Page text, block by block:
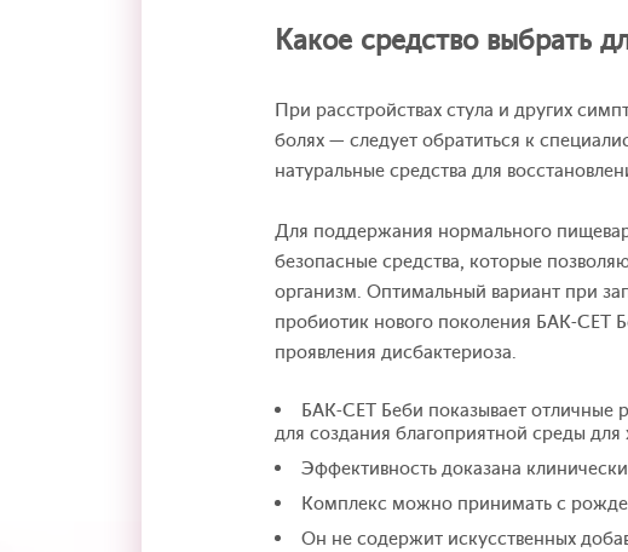
Какое средство выбрать
При расстройствах стула и других
болях — следует обратиться к
натуральные средства для
Для поддержания нормального
безопасные средства, которые
организм. Оптимальный вариант при
пробиотик нового поколения БАК-СЕТ
проявления дисбактериоза.
БАК-СЕТ Беби показывает отличные
для создания благоприятной среды
Эффективность доказана
Комплекс можно принимать с
Он не содержит искусственных